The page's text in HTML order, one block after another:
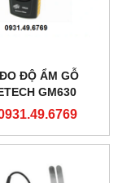
ĐỘ ẨM GỖ
GM630